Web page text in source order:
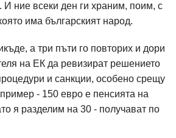
И ние всеки ден ги храним, поим, с
има българският народ.
а три пъти го повторих и дори
на ЕК да ревизират решението
и санкции, особено срещу
- 150 евро е пенсията на
я разделим на 30 - получават по